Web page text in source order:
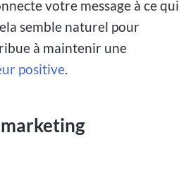
votre message à ce qui
semble naturel pour
à maintenir une
positive.